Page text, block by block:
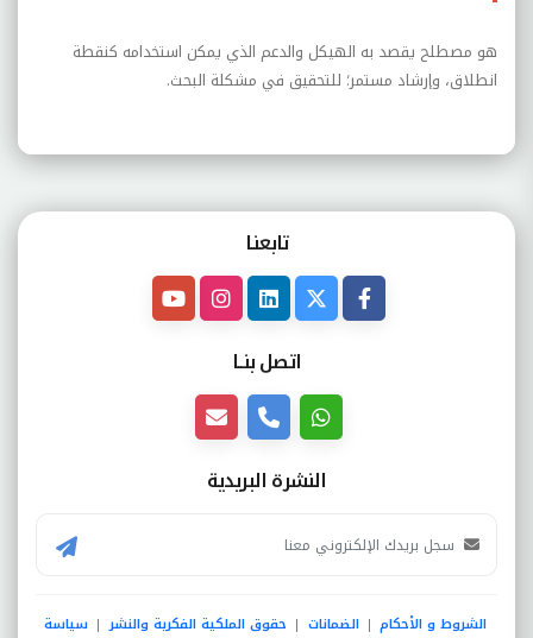
هو مصطلح يقصد به الهيكل والدعم الذي يمكن استخدامه كنقطة
انطلاق، وإرشاد مستمر؛ للتحقيق في مشكلة البحث.
تابعنـا
اتصل بنــا
النشرة البريدية
الشروط و الأحكام | الضمانات | حقوق الملكية الفكرية والنشر | سياسة